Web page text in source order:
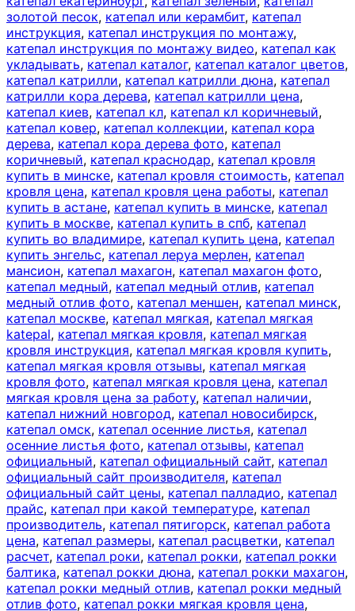
золотой песок, катепал или керамбит, катепал
инструкция, катепал инструкция по монтажу,
катепал инструкция по монтажу видео, катепал как
укладывать, катепал каталог, катепал каталог цветов,
катепал катрилли, катепал катрилли дюна, катепал
катрилли кора дерева, катепал катрилли цена,
катепал киев, катепал кл, катепал кл коричневый,
катепал ковер, катепал коллекции, катепал кора
дерева, катепал кора дерева фото, катепал
коричневый, катепал краснодар, катепал кровля
купить в минске, катепал кровля стоимость, катепал
кровля цена, катепал кровля цена работы, катепал
купить в астане, катепал купить в минске, катепал
купить в москве, катепал купить в спб, катепал
купить во владимире, катепал купить цена, катепал
купить энгельс, катепал леруа мерлен, катепал
мансион, катепал махагон, катепал махагон фото,
катепал медный, катепал медный отлив, катепал
медный отлив фото, катепал меншен, катепал минск,
катепал москве, катепал мягкая, катепал мягкая
katepal, катепал мягкая кровля, катепал мягкая
кровля инструкция, катепал мягкая кровля купить,
катепал мягкая кровля отзывы, катепал мягкая
кровля фото, катепал мягкая кровля цена, катепал
мягкая кровля цена за работу, катепал наличии,
катепал нижний новгород, катепал новосибирск,
катепал омск, катепал осенние листья, катепал
осенние листья фото, катепал отзывы, катепал
официальный, катепал официальный сайт, катепал
официальный сайт производителя, катепал
официальный сайт цены, катепал палладио, катепал
прайс, катепал при какой температуре, катепал
производитель, катепал пятигорск, катепал работа
цена, катепал размеры, катепал расцветки, катепал
расчет, катепал роки, катепал рокки, катепал рокки
балтика, катепал рокки дюна, катепал рокки махагон,
катепал рокки медный отлив, катепал рокки медный
отлив фото, катепал рокки мягкая кровля цена,